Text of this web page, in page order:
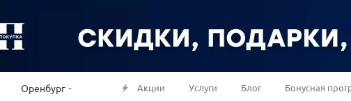
Оренбург Акции Услуги Блог Бонусная